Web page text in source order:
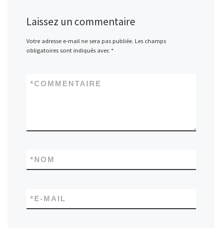
Laissez un commentaire
Votre adresse e-mail ne sera pas publiée. Les champs
obligatoires sont indiqués avec *
COMMENTAIRE
*
NOM
*
E-MAIL
*